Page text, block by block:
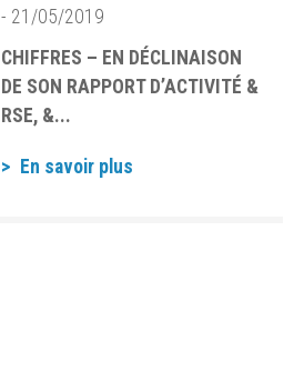
- 21/05/2019
CHIFFRES – EN DÉCLINAISON
DE SON RAPPORT D’ACTIVITÉ &
RSE, &...
En savoir plus